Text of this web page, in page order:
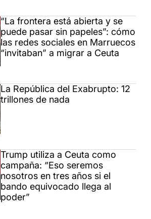
“La frontera está abierta y se
puede pasar sin papeles”: cómo
las redes sociales en Marruecos
“invitaban” a migrar a Ceuta
La República del Exabrupto: 12
trillones de nada
Trump utiliza a Ceuta como
campaña: “Eso seremos
nosotros en tres años si el
bando equivocado llega al
poder”